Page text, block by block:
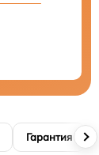
Гарантия